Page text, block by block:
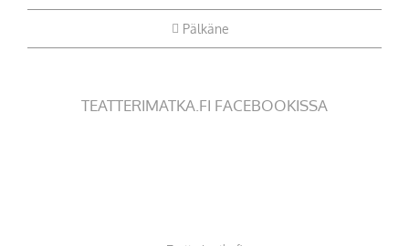
Pälkäne
TEATTERIMATKA.FI FACEBOOKISSA